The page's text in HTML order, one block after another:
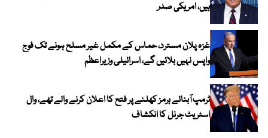
ہیں، امریکی صدر
غزہ پلان مسترد، حماس کے مکمل غیر مسلح ہونے تک فوج
واپس نہیں بلائیں گے، اسرائیلی وزیراعظم
ٹرمپ آبنائے ہرمز کھلنے پر فتح کا اعلان کرنے والے تھے، وال
اسٹریٹ جرنل کا انکشاف